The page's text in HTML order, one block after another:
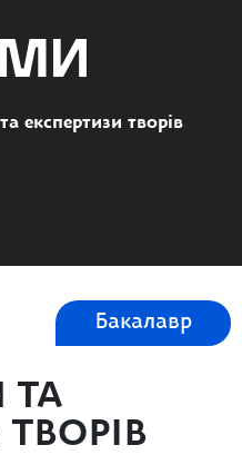
експертизи творів
Бакалавр
ТА